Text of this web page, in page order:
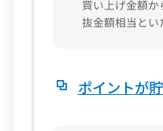
買い上げ金額
抜金額相当とい
ポイントが